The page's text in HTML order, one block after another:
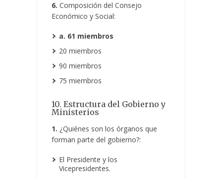
6. Composición del Consejo
Económico y Social:
a. 61 miembros
20 miembros
90 miembros
75 miembros
10. Estructura del Gobierno y
Ministerios
1. ¿Quiénes son los órganos que
forman parte del gobierno?:
El Presidente y los
Vicepresidentes.